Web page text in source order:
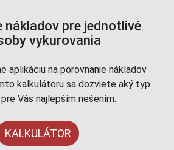
nákladov pre jednotlivé
vykurovania
aplikáciu na porovnanie nákladov
kalkulátoru sa dozviete aký typ
Vás najlepším riešením.
KALKULÁTOR